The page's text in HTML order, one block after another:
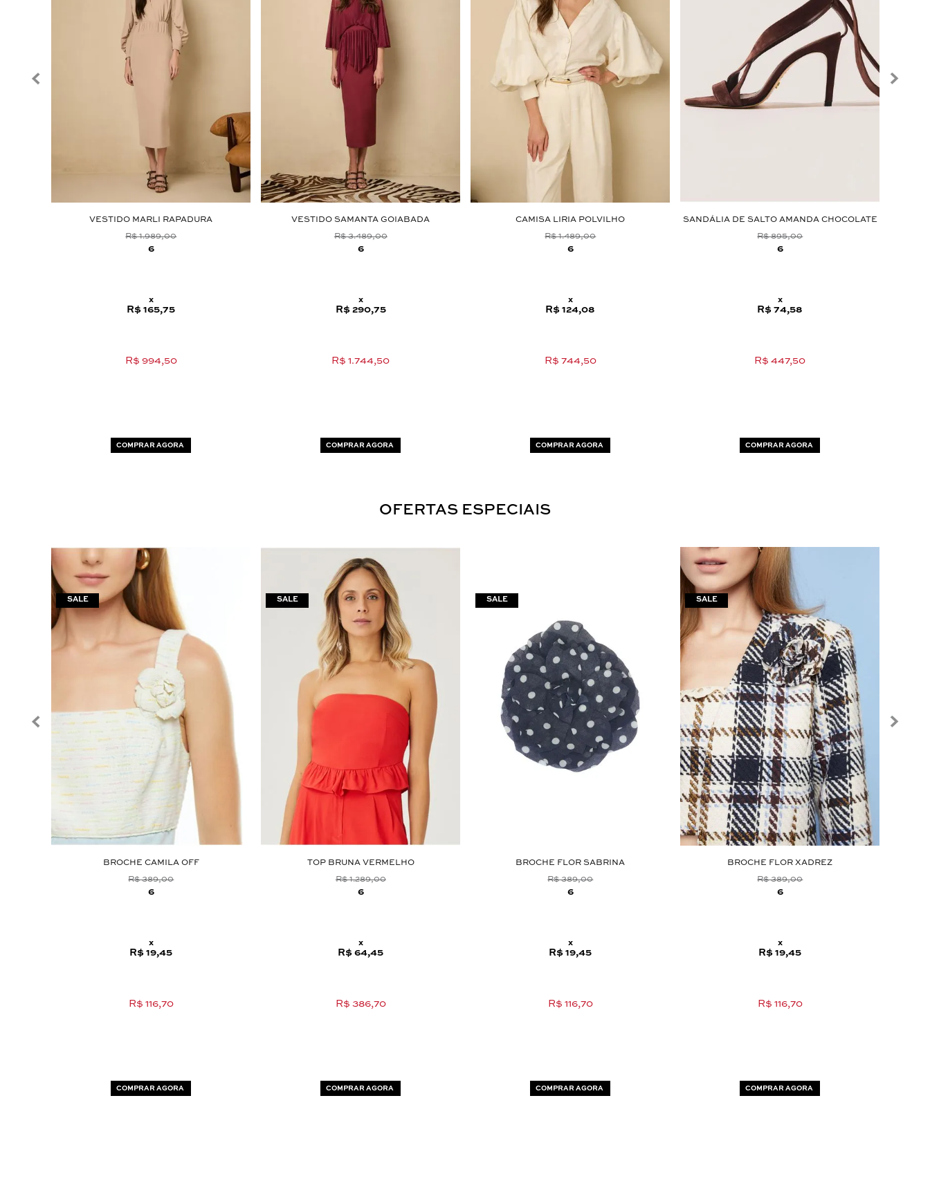
VESTIDO MARLI RAPADURA
R$ 1.989,00
6
x
R$ 165,75
R$ 994,50
COMPRAR AGORA
VESTIDO SAMANTA GOIABADA
R$ 3.489,00
6
x
R$ 290,75
R$ 1.744,50
COMPRAR AGORA
CAMISA LIRIA POLVILHO
R$ 1.489,00
6
x
R$ 124,08
R$ 744,50
COMPRAR AGORA
SANDÁLIA DE SALTO AMANDA CHOCOLATE
R$ 895,00
6
x
R$ 74,58
R$ 447,50
COMPRAR AGORA
OFERTAS ESPECIAIS
BROCHE CAMILA OFF
R$ 389,00
6
x
R$ 19,45
R$ 116,70
COMPRAR AGORA
TOP BRUNA VERMELHO
R$ 1.289,00
6
x
R$ 64,45
R$ 386,70
COMPRAR AGORA
BROCHE FLOR SABRINA
R$ 389,00
6
x
R$ 19,45
R$ 116,70
COMPRAR AGORA
BROCHE FLOR XADREZ
R$ 389,00
6
x
R$ 19,45
R$ 116,70
COMPRAR AGORA